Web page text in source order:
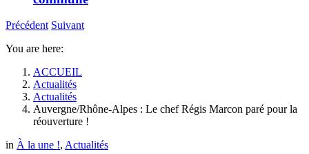
Précédent Suivant
You are here:
ACCUEIL
Actualités
Actualités
Auvergne/Rhône-Alpes : Le chef Régis Marcon paré pour la
réouverture !
in À la une !, Actualités